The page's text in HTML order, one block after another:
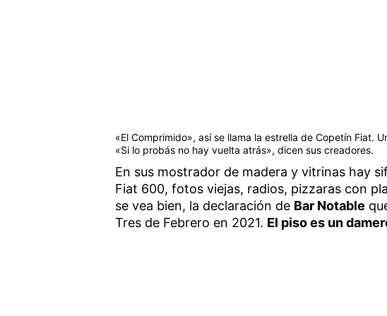
«El Comprimido», así se llama la estrella de Copetín Fiat.
«Si lo probás no hay vuelta atrás», dicen sus creadores.
En sus mostrador de madera y vitrinas hay
Fiat 600, fotos viejas, radios, pizzaras con
se vea bien, la declaración de Bar Notable
Tres de Febrero en 2021. El piso es un